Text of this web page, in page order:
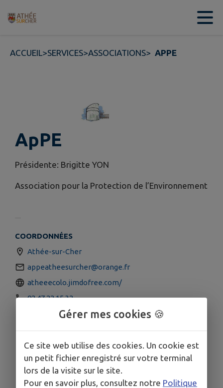
Contenu
ACCUEIL>SERVICES>ASSOCIATIONS> APPE
ApPE
Présidente: Brigitte YON
Association pour la Protection de l’Environnement
COORDONNÉES
Athée-sur-Cher
appeatheesurcher@orange.fr
atheeecolo.jimdofree.com/
02 47 22 15 32
Gérer mes cookies 🍪
Ce site web utilise des cookies. Un cookie est
un petit fichier enregistré sur votre terminal
lors de la visite sur le site.
Pour en savoir plus, consultez notre Politique